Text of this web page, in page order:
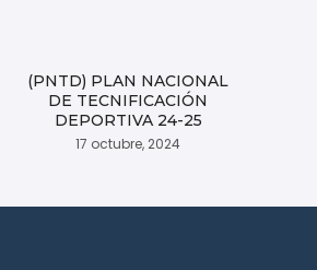
(PNTD) PLAN NACIONAL
DE TECNIFICACIÓN
DEPORTIVA 24-25
17 octubre, 2024